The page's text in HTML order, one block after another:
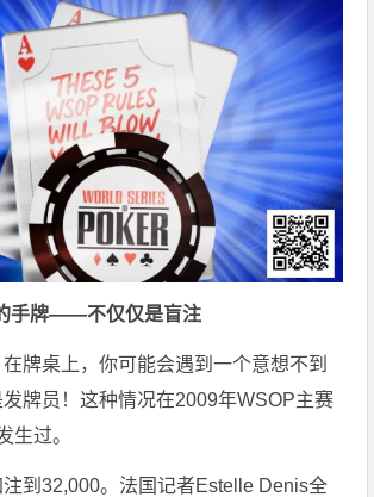
手牌——不仅仅是盲注
牌桌上，你可能会遇到一个意想不到
牌员！这种情况在2009年WSOP主赛
生过。
注到32,000。法国记者Estelle Denis全